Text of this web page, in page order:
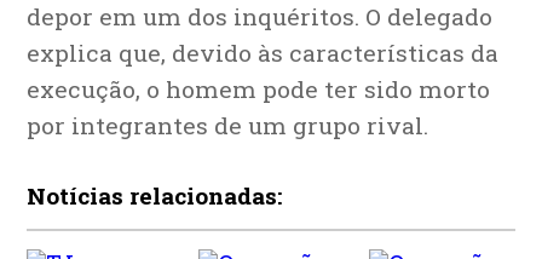
depor em um dos inquéritos. O delegado
explica que, devido às características da
execução, o homem pode ter sido morto
por integrantes de um grupo rival.
Notícias relacionadas: